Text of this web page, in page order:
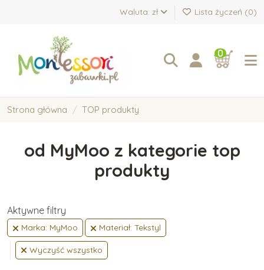
Waluta: zł Lista życzeń (0)
0
Strona główna TOP produkty
od MyMoo z kategorie top
produkty
Aktywne filtry
Marka: MyMoo Materiał: Tekstyl
Wyczyść wszystko